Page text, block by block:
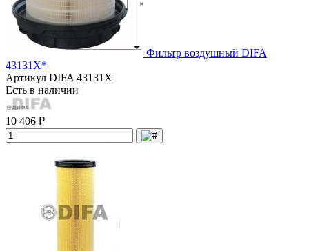
Фильтр воздушный DIFA
43131X*
Артикул DIFA 43131X
Есть в наличии
10 406 ₽